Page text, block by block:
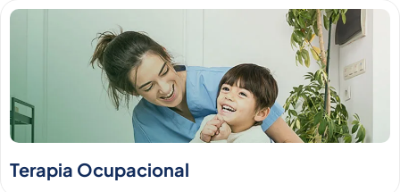
Terapia Ocupacional